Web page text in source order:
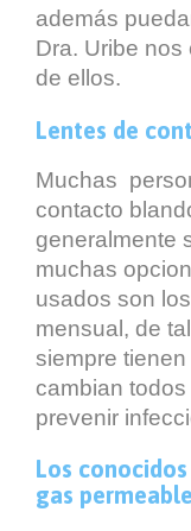
además
Dra. Uribe
de ellos.
Lentes de
Muchas
contacto
generalmente
muchas
usados son
mensual, de
siempre
cambian
prevenir
Los
gas permeable